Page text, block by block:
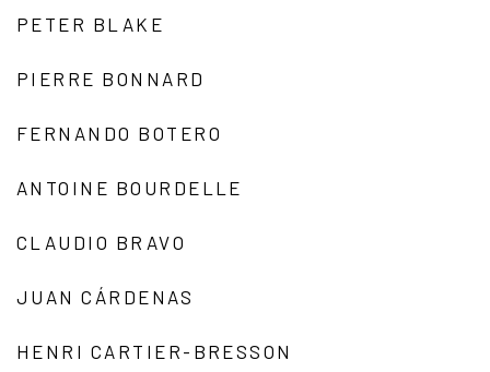
PETER BLAKE
PIERRE BONNARD
FERNANDO BOTERO
ANTOINE BOURDELLE
CLAUDIO BRAVO
JUAN CÁRDENAS
HENRI CARTIER-BRESSON